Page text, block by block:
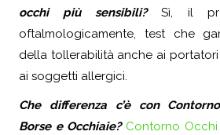
occhi più sensibili?Sì, il
oftalmologicamente, test che
della tollerabilità anche ai
ai soggetti allergici.
Che differenza c’è con
Borse e Occhiaie? Contorno